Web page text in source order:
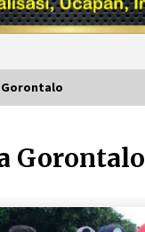
Gorontalo